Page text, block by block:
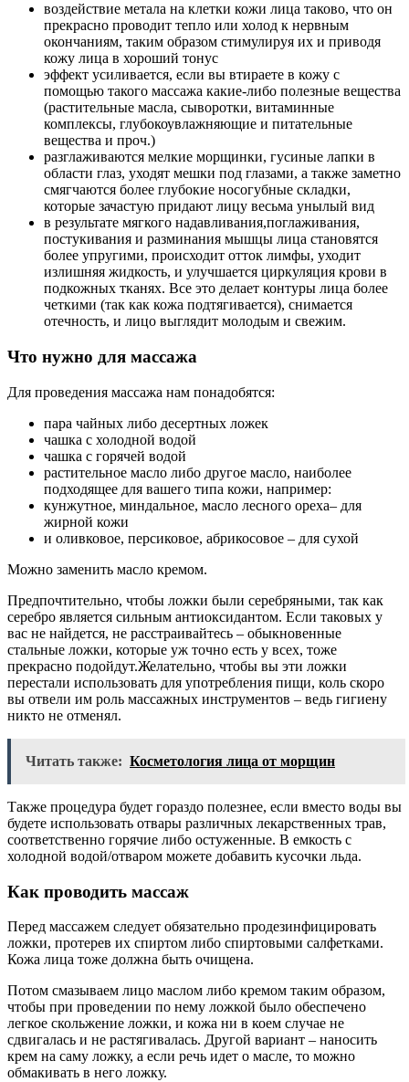
воздействие метала на клетки кожи лица таково, что он
прекрасно проводит тепло или холод к нервным
окончаниям, таким образом стимулируя их и приводя
кожу лица в хороший тонус
эффект усиливается, если вы втираете в кожу с
помощью такого массажа какие-либо полезные вещества
(растительные масла, сыворотки, витаминные
комплексы, глубокоувлажняющие и питательные
вещества и проч.)
разглаживаются мелкие морщинки, гусиные лапки в
области глаз, уходят мешки под глазами, а также заметно
смягчаются более глубокие носогубные складки,
которые зачастую придают лицу весьма унылый вид
в результате мягкого надавливания,поглаживания,
постукивания и разминания мышцы лица становятся
более упругими, происходит отток лимфы, уходит
излишняя жидкость, и улучшается циркуляция крови в
подкожных тканях. Все это делает контуры лица более
четкими (так как кожа подтягивается), снимается
отечность, и лицо выглядит молодым и свежим.
Что нужно для массажа
Для проведения массажа нам понадобятся:
пара чайных либо десертных ложек
чашка с холодной водой
чашка с горячей водой
растительное масло либо другое масло, наиболее
подходящее для вашего типа кожи, например:
кунжутное, миндальное, масло лесного ореха– для
жирной кожи
и оливковое, персиковое, абрикосовое – для сухой
Можно заменить масло кремом.
Предпочтительно, чтобы ложки были серебряными, так как
серебро является сильным антиоксидантом. Если таковых у
вас не найдется, не расстраивайтесь – обыкновенные
стальные ложки, которые уж точно есть у всех, тоже
прекрасно подойдут.Желательно, чтобы вы эти ложки
перестали использовать для употребления пищи, коль скоро
вы отвели им роль массажных инструментов – ведь гигиену
никто не отменял.
Читать также: Косметология лица от морщин
Также процедура будет гораздо полезнее, если вместо воды вы
будете использовать отвары различных лекарственных трав,
соответственно горячие либо остуженные. В емкость с
холодной водой/отваром можете добавить кусочки льда.
Как проводить массаж
Перед массажем следует обязательно продезинфицировать
ложки, протерев их спиртом либо спиртовыми салфетками.
Кожа лица тоже должна быть очищена.
Потом смазываем лицо маслом либо кремом таким образом,
чтобы при проведении по нему ложкой было обеспечено
легкое скольжение ложки, и кожа ни в коем случае не
сдвигалась и не растягивалась. Другой вариант – наносить
крем на саму ложку, а если речь идет о масле, то можно
обмакивать в него ложку.